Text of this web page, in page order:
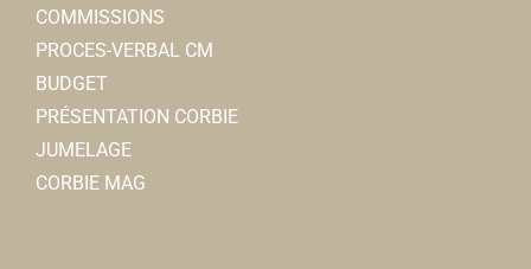
COMMISSIONS
PROCES-VERBAL CM
BUDGET
PRÉSENTATION CORBIE
JUMELAGE
CORBIE MAG